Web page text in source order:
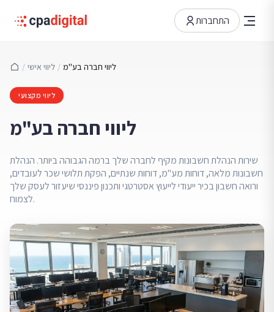
התחברות
/ ליווי אישי / ליווי חברה בע"מ
ליווי מקצועי
ליווי חברה בע"מ
שירות הנהלת חשבונות מקיף לחברה שלך ברמה הגבוהה ביותר. הנהלת
חשבונות מלאה, דוחות מע"מ, דוחות שנתיים, הפקת תלושי שכר לעובדים,
ורואה חשבון בכיר ייעודי לייעוץ אסטרטגי ותכנון פיננסי שיעזור לעסק שלך
לצמוח.